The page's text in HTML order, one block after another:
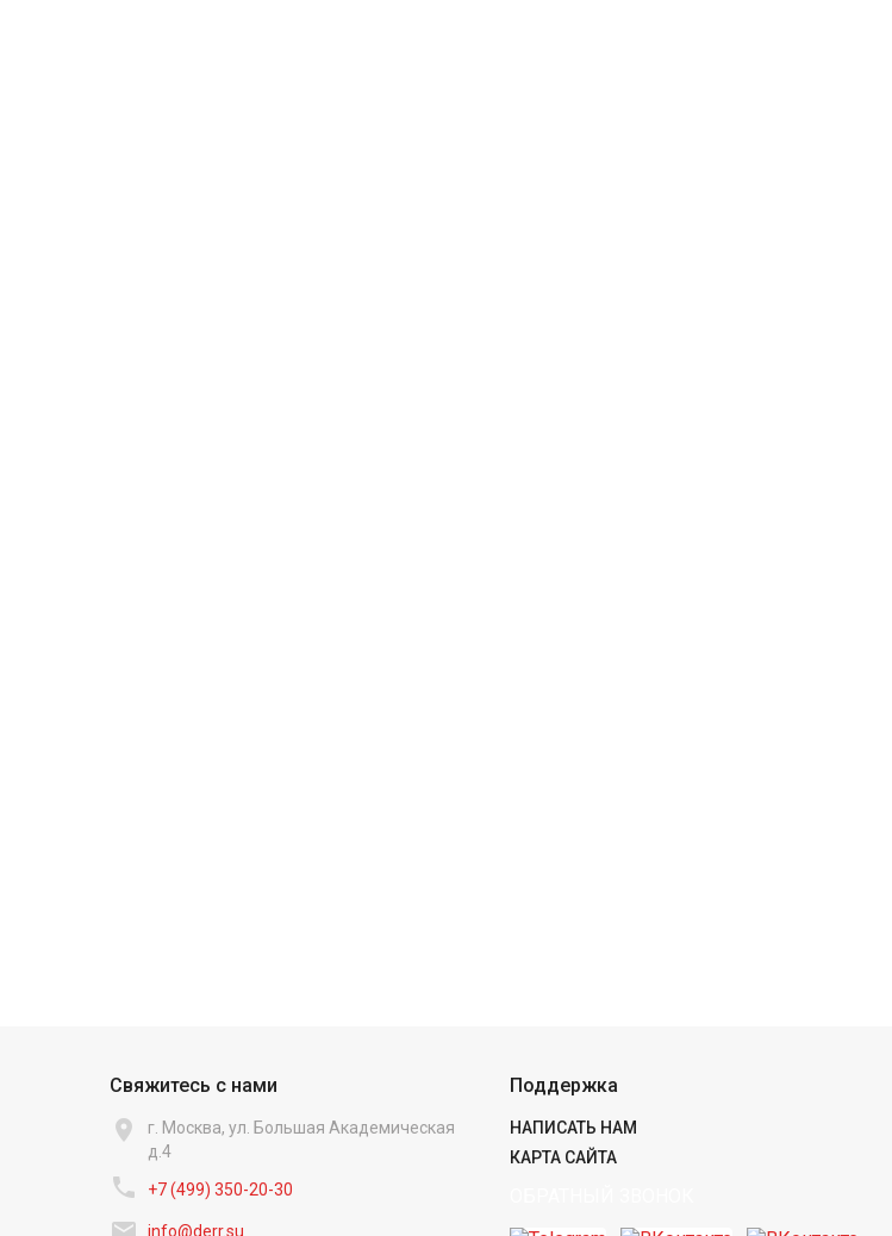
Свяжитесь с нами

г. Москва, ул. Большая Академическая
д.4
 +7 (499) 350-20-30
info@derr.su
Поддержка
НАПИСАТЬ НАМ
КАРТА САЙТА